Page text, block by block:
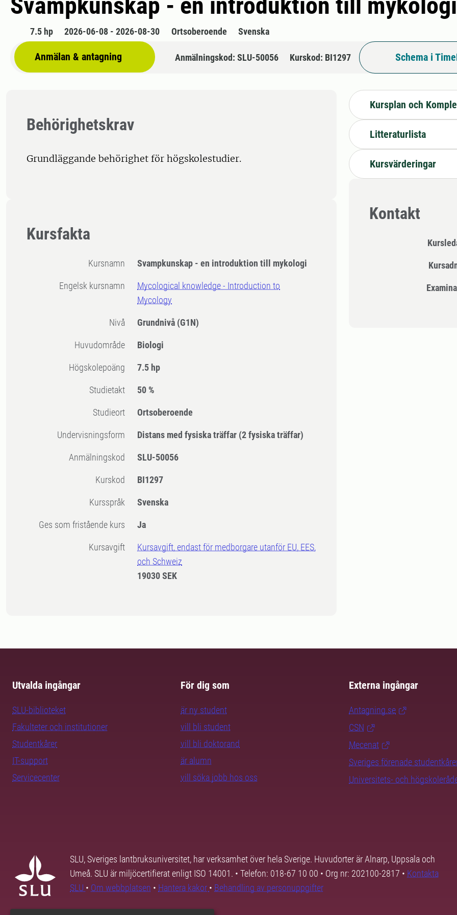
7.5 hp 2026-06-08 - 2026-08-30 Ortsoberoende Svenska
Anmälan & antagning Anmälningskod: SLU-50056 Kurskod: BI1297 Schema i
Behörighetskrav
Grundläggande behörighet för högskolestudier.
Kursfakta
Kursnamn Svampkunskap - en introduktion till mykologi
Engelsk kursnamn
Mycological knowledge - Introduction to
Mycology
Nivå Grundnivå (G1N)
Huvudområde Biologi
högskolepoäng 7.5 hp
Studietakt 50 %
Studieort Ortsoberoende
Undervisningsform Distans med fysiska träffar (2 fysiska träffar)
Anmälningskod SLU-50056
Kurskod BI1297
Kursspråk Svenska
Ges som fristående kurs Ja
Kursavgift
Kursavgift, endast för medborgare utanför EU, EES,
och Schweiz
19030 SEK
Kursplan och
Litteraturlista
Kursvärderingar
Kontakt
Utvalda ingångar
SLU-biblioteket
Fakulteter och institutioner
Studentkårer
IT-support
Servicecenter
För dig som
är ny student
vill bli student
vill bli doktorand
är alumn
vill söka jobb hos oss
Externa ingångar
Antagning.se
CSN
Mecenat
Sveriges förenade
Universitets- och
SLU, Sveriges lantbruksuniversitet, har verksamhet över hela Sverige. Huvudorter är Alnarp, Uppsala och
Umeå. SLU är miljöcertifierat enligt ISO 14001. • Telefon: 018-67 10 00 • Org nr: 202100-2817 • Kontakta
SLU • Om webbplatsen • Hantera kakor • Behandling av personuppgifter